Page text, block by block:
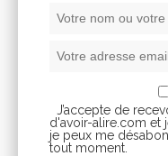
J’accepte de
d'avoir-alire.com et
je peux me
tout moment.